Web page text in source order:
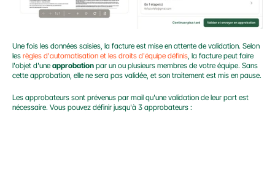
Une fois les données saisies, la facture est mise en attente de validation. Selon
les règles d'automatisation et les droits d'équipe définis, la facture peut faire
l'objet d'une approbation par un ou plusieurs membres de votre équipe. Sans
cette approbation, elle ne sera pas validée, et son traitement est mis en pause.
Les approbateurs sont prévenus par mail qu'une validation de leur part est
nécessaire. Vous pouvez définir jusqu'à 3 approbateurs :